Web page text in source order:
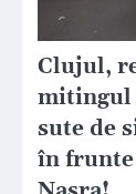
Clujul,
mitingul
sute de
în